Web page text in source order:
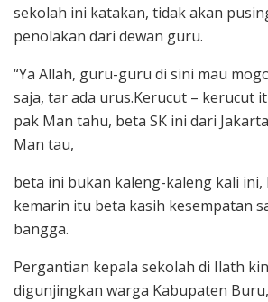
sekolah ini katakan, tidak akan
penolakan dari dewan guru.
“Ya Allah, guru-guru di sini mau
saja, tar ada urus.Kerucut – kerucut
pak Man tahu, beta SK ini dari
Man tau,
beta ini bukan kaleng-kaleng kali ini,
kemarin itu beta kasih kesempatan
bangga.
Pergantian kepala sekolah di Ilath
digunjingkan warga Kabupaten